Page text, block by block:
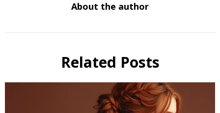
About the author
Related Posts